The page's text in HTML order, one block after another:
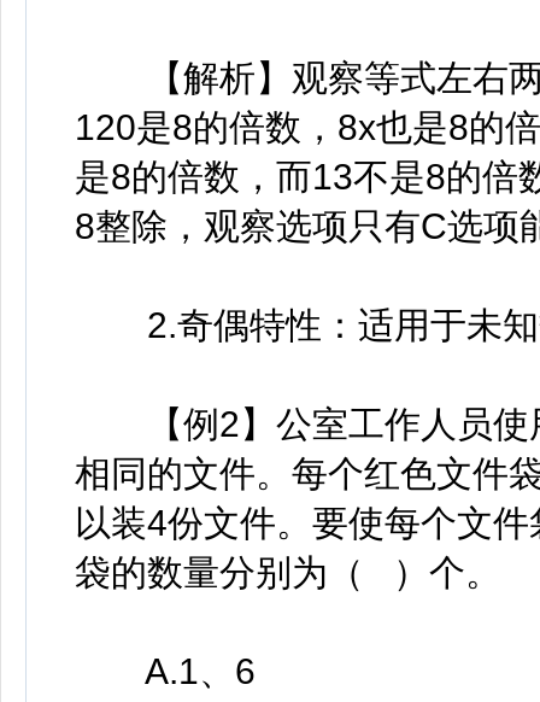
【解析】观察等式左右两
120是8的倍数，8x也是8的
是8的倍数，而13不是8的倍
8整除，观察选项只有C选项
2.奇偶特性：适用于未知
【例2】公室工作人员使
相同的文件。每个红色文件
以装4份文件。要使每个文
袋的数量分别为（ ）个。
A.1、6